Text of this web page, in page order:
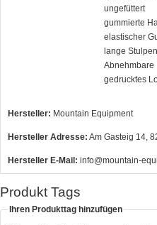
ungefüttert
gummierte
elastischer
lange
Abnehmbare
gedrucktes
Hersteller: Mountain Equipment
Hersteller Adresse: Am Gasteig 14,
Hersteller E-Mail: info@mountain-
Produkt Tags
Ihren Produkttag hinzufügen